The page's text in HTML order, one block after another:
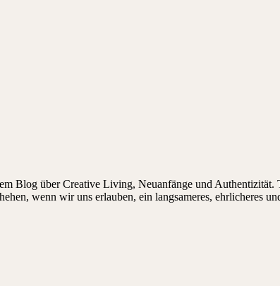
Blog über Creative Living, Neuanfänge und
wenn wir uns erlauben, ein langsameres, ehrlicheres